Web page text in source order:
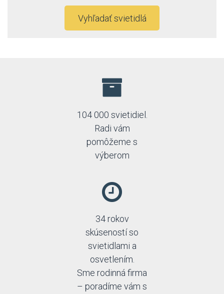
Vyhľadať svietidlá
104 000 svietidiel.
Radi vám
pomôžeme s
výberom
34 rokov
skúseností so
svietidlami a
osvetlením.
Sme rodinná firma
– poradíme vám s